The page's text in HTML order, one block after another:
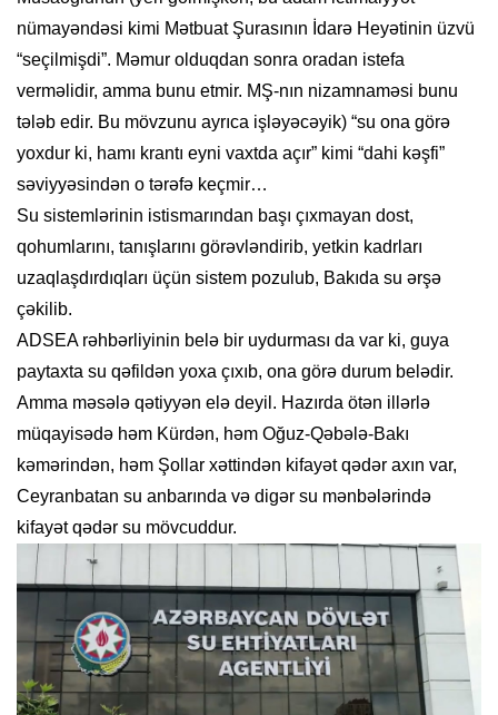
nümayəndəsi kimi Mətbuat Şurasının İdarə Heyətinin üzvü
“seçilmişdi”. Məmur olduqdan sonra oradan istefa
verməlidir, amma bunu etmir. MŞ-nın nizamnaməsi bunu
tələb edir. Bu mövzunu ayrıca işləyəcəyik) “su ona görə
yoxdur ki, hamı krantı eyni vaxtda açır” kimi “dahi kəşfi”
səviyyəsindən o tərəfə keçmir…
Su sistemlərinin istismarından başı çıxmayan dost,
qohumlarını, tanışlarını görəvləndirib, yetkin kadrları
uzaqlaşdırdıqları üçün sistem pozulub, Bakıda su ərşə
çəkilib.
ADSEA rəhbərliyinin belə bir uydurması da var ki, guya
paytaxta su qəfildən yoxa çıxıb, ona görə durum belədir.
Amma məsələ qətiyyən elə deyil. Hazırda ötən illərlə
müqayisədə həm Kürdən, həm Oğuz-Qəbələ-Bakı
kəmərindən, həm Şollar xəttindən kifayət qədər axın var,
Ceyranbatan su anbarında və digər su mənbələrində
kifayət qədər su mövcuddur.